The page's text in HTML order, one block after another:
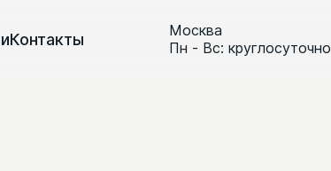
Контакты
Москва
Пн - Вс: круглосуточно